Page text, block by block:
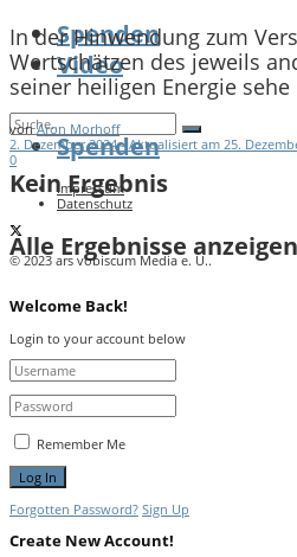
Video
Spenden
Spenden
Kein Ergebnis
Alle Ergebnisse anzeigen
In der Hinwendung zum
Wertschätzen des jeweils
seiner heiligen Energie
von Aron Morhoff
2. Dezember 2024 - Aktualisiert am 25.
0
Impressum
Datenschutz
© 2023 ars vobiscum Media e. U..
Welcome Back!
Login to your account below
Remember Me
Forgotten Password? Sign Up
Create New Account!